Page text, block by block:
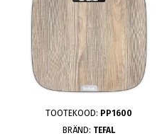
TOOTEKOOD: PP1600
BRÄND: TEFAL